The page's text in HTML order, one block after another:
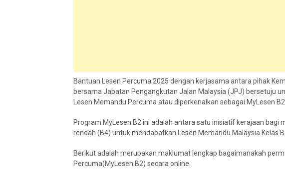
Bantuan Lesen Percuma 2025 dengan kerjasama antara pihak
bersama Jabatan Pengangkutan Jalan Malaysia (JPJ) bersetuju
Lesen Memandu Percuma atau diperkenalkan sebagai MyLesen
Program MyLesen B2 ini adalah antara satu inisiatif kerajaan bagi
rendah (B4) untuk mendapatkan Lesen Memandu Malaysia Kelas
Berikut adalah merupakan maklumat lengkap bagaimanakah
Percuma(MyLesen B2) secara online.